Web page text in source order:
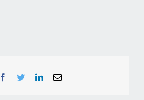
Facebook
TwitterLinkedInEmail